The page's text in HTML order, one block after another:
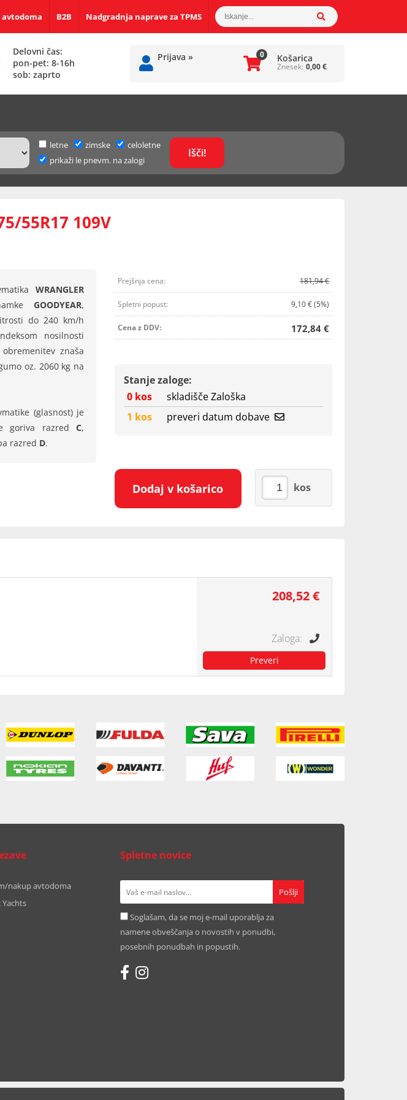
B2B Nadgradnja naprave za TPMS
Delovni čas:
pon-pet: 8-16h
sob: zaprto
Prijava » Košarica
0
Znesek: 0,00€
letne zimske
celoletne
prikaži le pnevm. na zalogi
55R17 109V
WRANGLER
GOODYEAR,
do 240 km/h
nosilnosti
znaša
oz. 2060 kg na
(glasnost) je
goriva razredC,
razred D.
Prejšnja cena: 181,94 €
Spletni popust: 9,10 € (5%)
Cena z DDV: 172,84 €
Stanje zaloge:
0 kos
skladišče Zaloška
1 kos
preveri datum dobave
Dodaj v košarico kos
208,52 €
nakup avtodoma
Yachts
Spletne novice
Soglašam, da se moj e-mail uporablja za
namene obveščanja o novostih v ponudbi,
posebnih ponudbah in popustih.